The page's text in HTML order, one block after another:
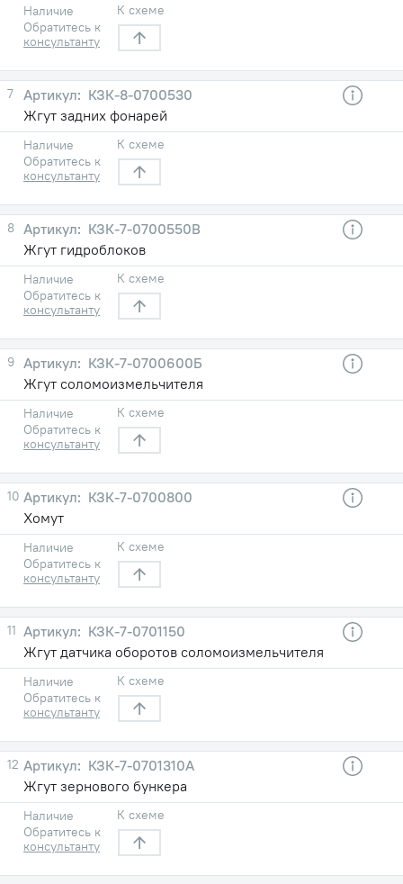
Наличие
Обратитесь к
консультанту
К схеме
7
КЗК-8-0700530
Жгут задних фонарей
Наличие
Обратитесь к
консультанту
К схеме
8
КЗК-7-0700550В
Жгут гидроблоков
Наличие
Обратитесь к
консультанту
К схеме
9
КЗК-7-0700600Б
Жгут соломоизмельчителя
Наличие
Обратитесь к
консультанту
К схеме
10
КЗК-7-0700800
Хомут
Наличие
Обратитесь к
консультанту
К схеме
11
КЗК-7-0701150
Жгут датчика оборотов соломоизмельчителя
Наличие
Обратитесь к
консультанту
К схеме
12
КЗК-7-0701310А
Жгут зернового бункера
Наличие
Обратитесь к
консультанту
К схеме